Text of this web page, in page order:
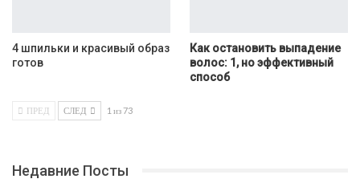
4 шпильки и красивый образ
готов
Как остановить выпадение
волос: 1, но эффективный
способ
ПРЕД СЛЕД 1 из 73
Недавние Посты